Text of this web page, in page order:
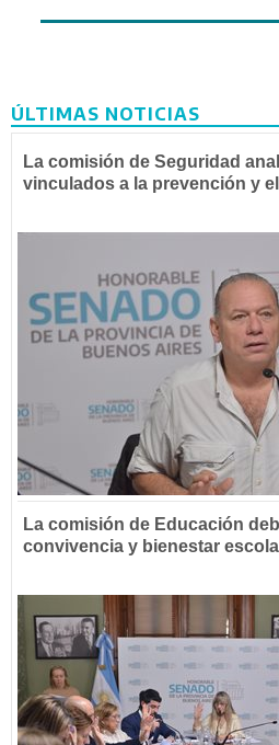
ÚLTIMAS NOTICIAS
La comisión de Seguridad
vinculados a la prevención y
La comisión de Educación
convivencia y bienestar